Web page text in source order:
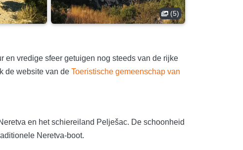
(5)
en vredige sfeer getuigen nog steeds van de rijke
de website van de Toeristische gemeenschap van
en het schiereiland Pelješac. De schoonheid
Neretva-boot.